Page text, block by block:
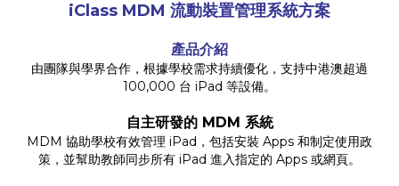
iClass MDM 流動裝置管理系統方案
產品介紹
由團隊與學界合作，根據學校需求持續優化，支持中港澳超過
100,000 台 iPad 等設備。
自主研發的 MDM 系統
MDM 協助學校有效管理 iPad，包括安裝 Apps 和制定使用政
策，並幫助教師同步所有 iPad 進入指定的 Apps 或網頁。